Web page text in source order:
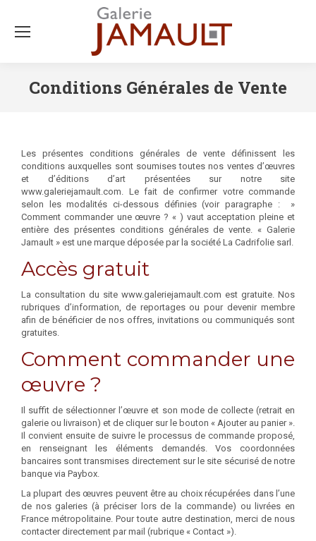
Conditions Générales de Vente
Les présentes conditions générales de vente définissent les
conditions auxquelles sont soumises toutes nos ventes d’œuvres
et d’éditions d’art présentées sur notre site
www.galeriejamault.com. Le fait de confirmer votre commande
selon les modalités ci-dessous définies (voir paragraphe : »
Comment commander une œuvre ? « ) vaut acceptation pleine et
entière des présentes conditions générales de vente. « Galerie
Jamault » est une marque déposée par la société La Cadrifolie sarl.
Accès gratuit
La consultation du site www.galeriejamault.com est gratuite. Nos
rubriques d’information, de reportages ou pour devenir membre
afin de bénéficier de nos offres, invitations ou communiqués sont
gratuites.
Comment commander une
œuvre ?
Il suffit de sélectionner l’œuvre et son mode de collecte (retrait en
galerie ou livraison) et de cliquer sur le bouton « Ajouter au panier ».
Il convient ensuite de suivre le processus de commande proposé,
en renseignant les éléments demandés. Vos coordonnées
bancaires sont transmises directement sur le site sécurisé de notre
banque via Paybox.
La plupart des œuvres peuvent être au choix récupérées dans l’une
de nos galeries (à préciser lors de la commande) ou livrées en
France métropolitaine. Pour toute autre destination, merci de nous
contacter directement par mail (rubrique « Contact »).